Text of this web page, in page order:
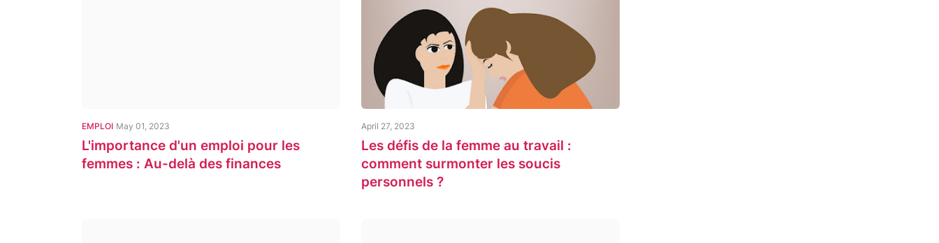
EMPLOI May 01, 2023
L'importance d'un emploi pour les
femmes : Au-delà des finances
April 27, 2023
Les défis de la femme au travail :
comment surmonter les soucis
personnels ?